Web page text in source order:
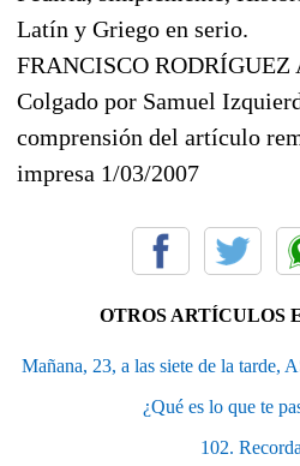
Latín y Griego en serio.
FRANCISCO RODRÍGUEZ
Colgado por Samuel
comprensión del artículo
impresa 1/03/2007
OTROS ARTÍCULOS
Mañana, 23, a las siete de la tarde,
¿Qué es lo que te
102.